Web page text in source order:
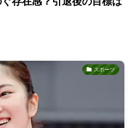
スポーツ